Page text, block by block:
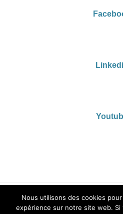
Nous utilisons des cookies
expérience sur notre site web.